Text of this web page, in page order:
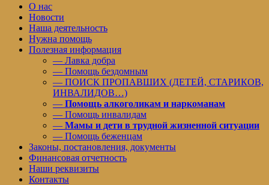
О нас
Новости
Наша деятельность
Нужна помощь
Полезная информация
— Лавка добра
— Помощь бездомным
— ПОИСК ПРОПАВШИХ (ДЕТЕЙ, СТАРИКОВ,
ИНВАЛИДОВ…)
— Помощь алкоголикам и наркоманам
— Помощь инвалидам
— Мамы и дети в трудной жизненной ситуации
— Помощь беженцам
Законы, постановления, документы
Финансовая отчетность
Наши реквизиты
Контакты